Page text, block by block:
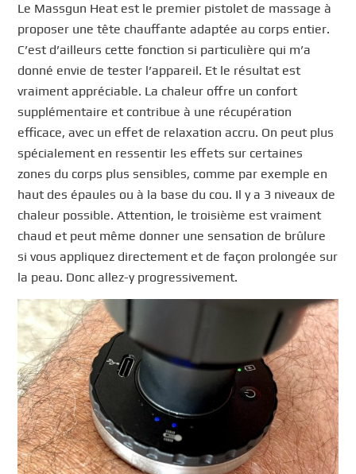
Le Massgun Heat est le premier pistolet de massage à
proposer une tête chauffante adaptée au corps entier.
C’est d’ailleurs cette fonction si particulière qui m’a
donné envie de tester l’appareil. Et le résultat est
vraiment appréciable. La chaleur offre un confort
supplémentaire et contribue à une récupération
efficace, avec un effet de relaxation accru. On peut plus
spécialement en ressentir les effets sur certaines
zones du corps plus sensibles, comme par exemple en
haut des épaules ou à la base du cou. Il y a 3 niveaux de
chaleur possible. Attention, le troisième est vraiment
chaud et peut même donner une sensation de brûlure
si vous appliquez directement et de façon prolongée sur
la peau. Donc allez-y progressivement.